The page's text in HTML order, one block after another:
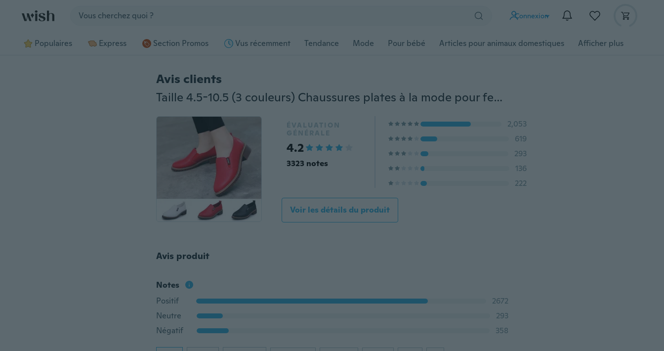
Connexion
Populaires Express Section Promos Vus récemment Tendance Mode Pour bébé Articles pour animaux domestiques Afficher plus
Avis clients
Taille 4.5-10.5 (3 couleurs) Chaussures plates à la mode pour femmes Oxford Chaussures en cuir véritable
ÉVALUATION
GÉNÉRALE
4.2
3323 notes
2,053
619
293
136
222
Voir les détails du produit
Avis produit
Notes
Positif
2672
Neutre
293
Négatif
358